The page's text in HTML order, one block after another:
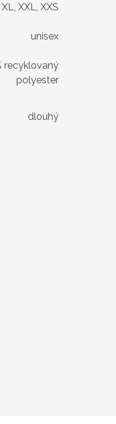
XXL, XXS
unisex
recyklovaný
polyester
dlouhý